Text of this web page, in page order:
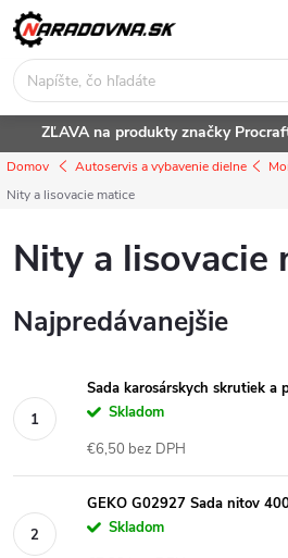
Prejsť
na
obsah
ZĽAVA na produkty značky
Domov Autoservis a vybavenie dielne
Nity a lisovacie matice
Nity a lisovacie
Najpredávanejšie
Sada karosárskych skrutiek a
Skladom
€6,50 bez DPH
GEKO G02927 Sada nitov
Skladom